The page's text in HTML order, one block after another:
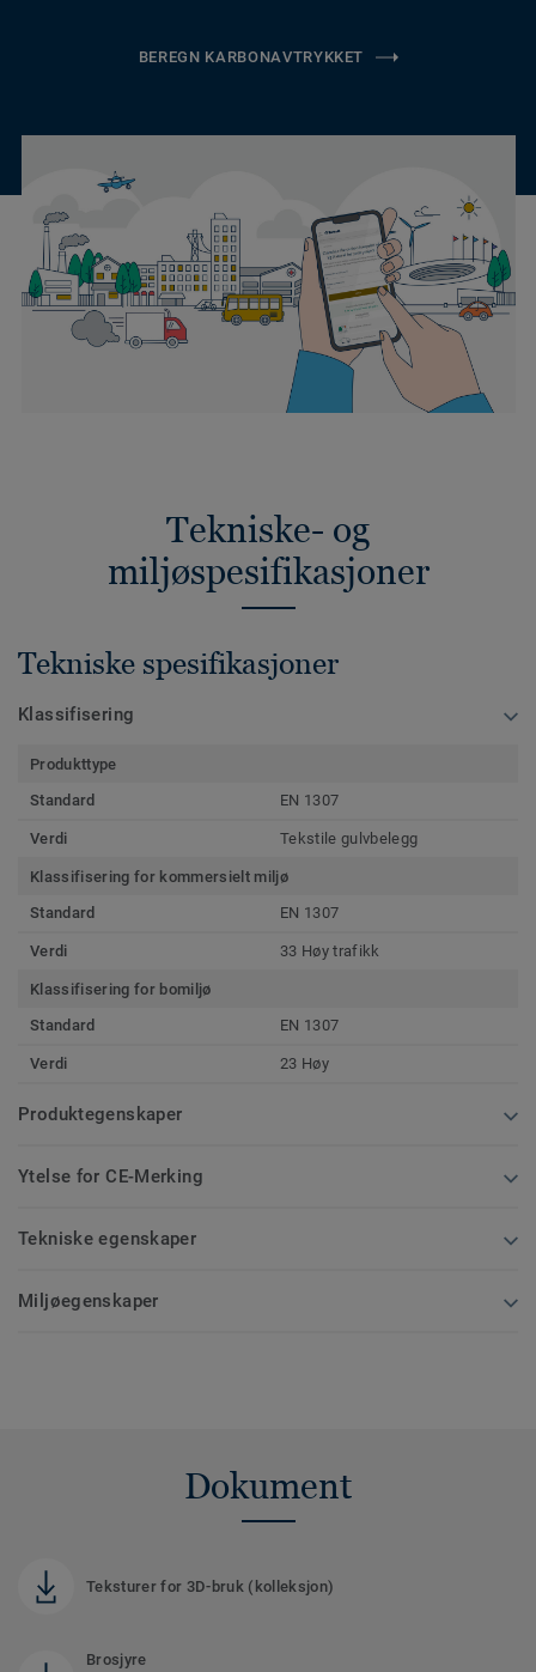
BEREGN KARBONAVTRYKKET
Tekniske- og
miljøspesifikasjoner
Tekniske spesifikasjoner
Klassifisering
Produkttype
Standard
EN 1307
Verdi Tekstile gulvbelegg
Klassifisering for kommersielt miljø
Standard
EN 1307
Verdi 33 Høy trafikk
Klassifisering for bomiljø
Standard
EN 1307
Verdi 23 Høy
Produktegenskaper
Ytelse for CE-Merking
Tekniske egenskaper
Miljøegenskaper
Dokument
Teksturer for 3D-bruk (kolleksjon)
Brosjyre